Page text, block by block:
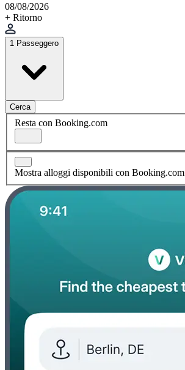
08/08/2026
+ Ritorno
1 Passeggero
Cerca
Resta con Booking.com
Mostra alloggi disponibili con Booking.com